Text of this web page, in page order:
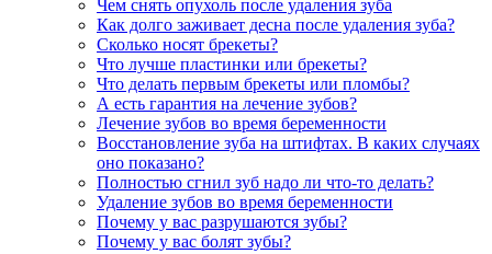
Чем снять опухоль после удаления зуба
Как долго заживает десна после удаления зуба?
Сколько носят брекеты?
Что лучше пластинки или брекеты?
Что делать первым брекеты или пломбы?
А есть гарантия на лечение зубов?
Лечение зубов во время беременности
Восстановление зуба на штифтах. В каких случаях
оно показано?
Полностью сгнил зуб надо ли что-то делать?
Удаление зубов во время беременности
Почему у вас разрушаются зубы?
Почему у вас болят зубы?